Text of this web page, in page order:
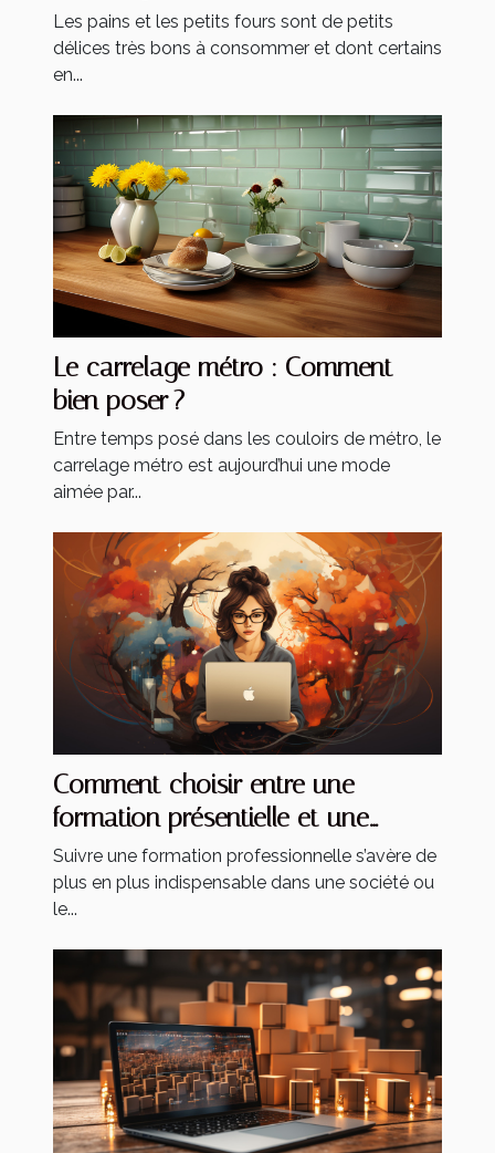
Les pains et les petits fours sont de petits
délices très bons à consommer et dont certains
en...
Le carrelage métro : Comment
bien poser ?
Entre temps posé dans les couloirs de métro, le
carrelage métro est aujourd’hui une mode
aimée par...
Comment choisir entre une
formation présentielle et une
formation à distance ?
Suivre une formation professionnelle s’avère de
plus en plus indispensable dans une société ou
le...